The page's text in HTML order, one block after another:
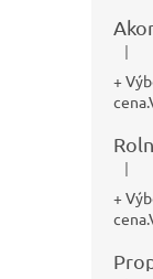
|
+
|
+